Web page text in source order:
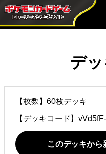
デ
【枚数】60枚デッキ
【デッキコード】
このデッキから